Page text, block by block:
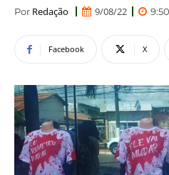
Por Redação 9/08/22
Facebook X